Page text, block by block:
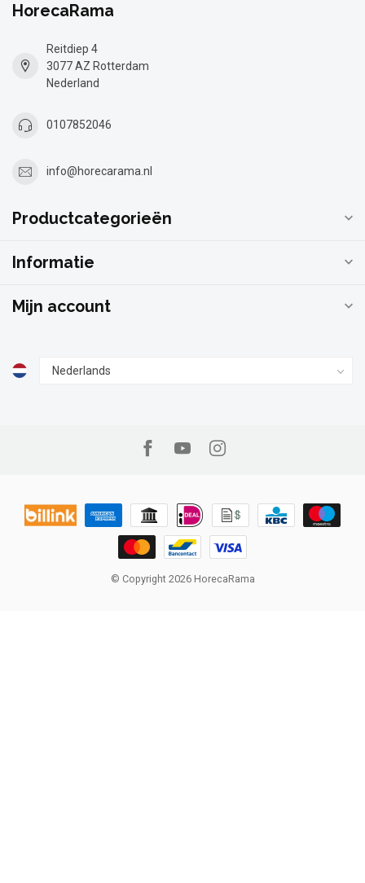
HorecaRama
Reitdiep 4
3077 AZ Rotterdam
Nederland
0107852046
info@horecarama.nl
Productcategorieën
Informatie
Mijn account
© Copyright 2026 HorecaRama